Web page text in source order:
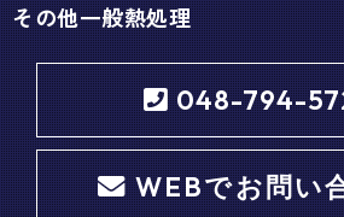
その他一般熱処理
048-794-
WEBでお問い